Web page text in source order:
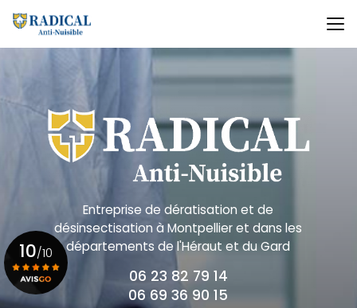
au
contenu
principal
Entreprise de dératisation et de
désinsectisationà Montpellier et dans les
départements de l'Héraut et du Gard
06 23 82 79 14
06 69 36 90 15
10/10
Voir le certificat